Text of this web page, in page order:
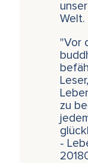
Welt.
"Vor
zu
-